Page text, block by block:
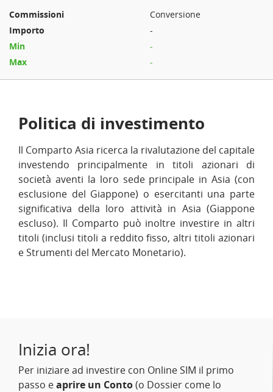
Conversione
-
-
-
Politica di investimento
Il Comparto Asia ricerca la rivalutazione del capitale
investendo principalmente in titoli azionari di
società aventi la loro sede principale in Asia (con
esclusione del Giappone) o esercitanti una parte
significativa della loro attività in Asia (Giappone
escluso). Il Comparto può inoltre investire in altri
titoli (inclusi titoli a reddito fisso, altri titoli azionari
e Strumenti del Mercato Monetario).
Inizia ora!
Per iniziare ad investire con Online SIM il primo
passo eaprire un Conto(o Dossier come lo